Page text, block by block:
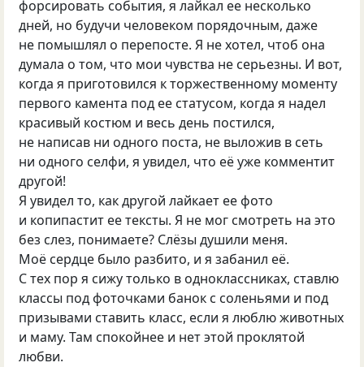
форсировать события, я лайкал ее несколько
дней, но будучи человеком порядочным, даже
не помышлял о перепосте. Я не хотел, чтоб она
думала о том, что мои чувства не серьезны. И вот,
когда я приготовился к торжественному моменту
первого камента под ее статусом, когда я надел
красивый костюм и весь день постился,
не написав ни одного поста, не выложив в сеть
ни одного селфи, я увидел, что её уже комментит
другой!
Я увидел то, как другой лайкает ее фото
и копипастит ее тексты. Я не мог смотреть на это
без слез, понимаете? Слёзы душили меня.
Моё сердце было разбито, и я забанил её.
С тех пор я сижу только в одноклассниках, ставлю
классы под фоточками банок с соленьями и под
призывами ставить класс, если я люблю животных
и маму. Там спокойнее и нет этой проклятой
любви.